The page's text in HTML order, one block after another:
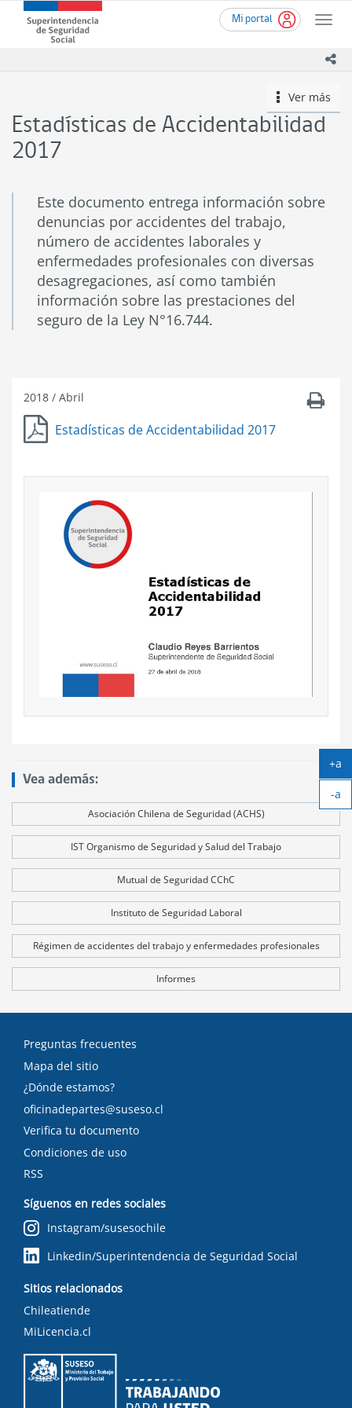
contenido
Mi portal
Toggle
Superintendencia
de
Gobierno
de
Chile
icono
Ver más
Estadísticas de Accidentabilidad
2017
Este documento entrega información sobre
denuncias por accidentes del trabajo,
número de accidentes laborales y
enfermedades profesionales con diversas
desagregaciones, así como también
información sobre las prestaciones del
seguro de la Ley N°16.744.
2018 / Abril
Estadísticas de Accidentabilidad 2017
Vea además:
Asociación Chilena de Seguridad (ACHS)
IST Organismo de Seguridad y Salud del Trabajo
Mutual de Seguridad CChC
Instituto de Seguridad Laboral
Régimen de accidentes del trabajo y enfermedades profesionales
Informes
Preguntas frecuentes
Mapa del sitio
¿Dónde estamos?
oficinadepartes@suseso.cl
Verifica tu documento
Condiciones de uso
RSS
Síguenos en redes sociales
Instagram/susesochile
Linkedin/Superintendencia de Seguridad Social
Sitios relacionados
Chileatiende
MiLicencia.cl
+a
-a